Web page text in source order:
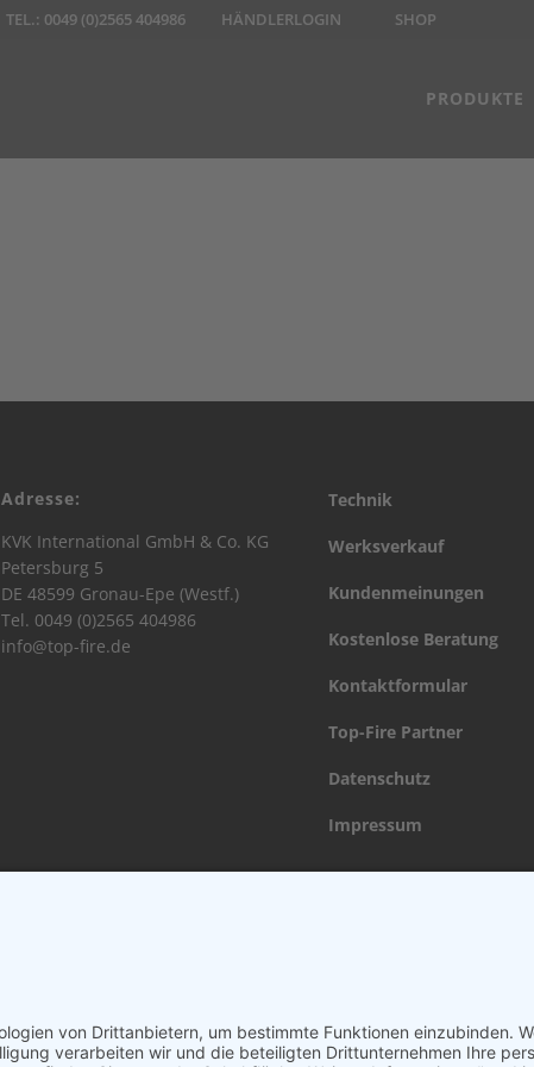
TEL.: 0049 (0)2565 404986 HÄNDLERLOGIN SHOP
PRODUKTE
Adresse:
KVK International GmbH & Co. KG
Petersburg 5
DE 48599 Gronau-Epe (Westf.)
Tel. 0049 (0)2565 404986
info@top-fire.de
Technik
Werksverkauf
Kundenmeinungen
Kostenlose Beratung
Kontaktformular
Top-Fire Partner
Datenschutz
Impressum